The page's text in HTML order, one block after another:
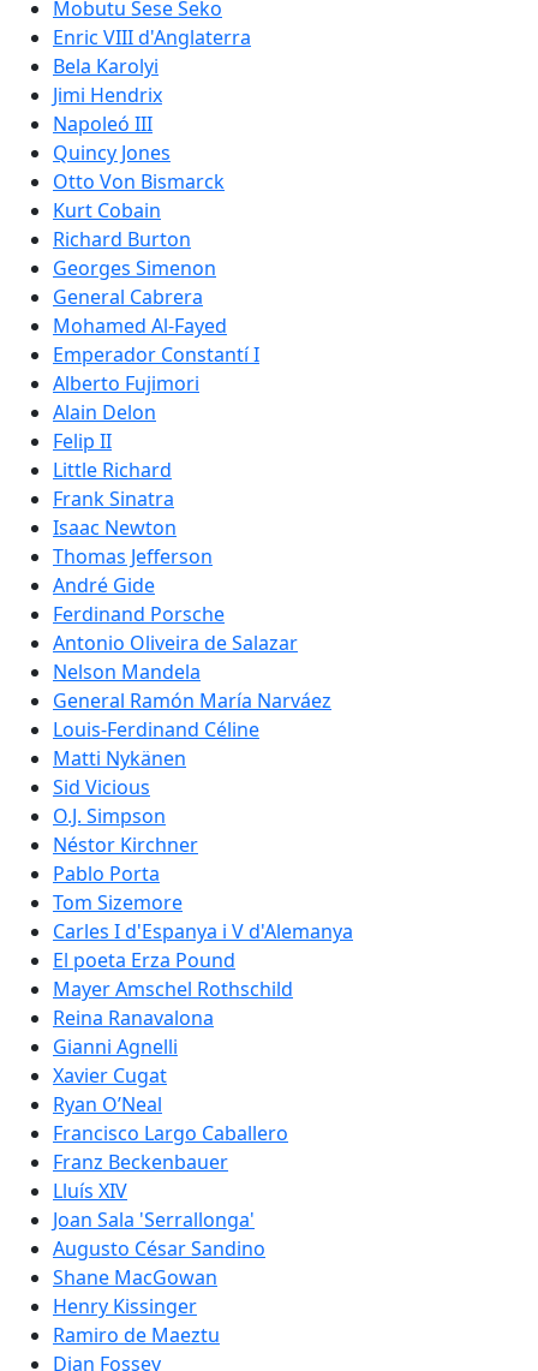
Mobutu Sese Seko
Enric VIII d'Anglaterra
Bela Karolyi
Jimi Hendrix
Napoleó III
Quincy Jones
Otto Von Bismarck
Kurt Cobain
Richard Burton
Georges Simenon
General Cabrera
Mohamed Al-Fayed
Emperador Constantí I
Alberto Fujimori
Alain Delon
Felip II
Little Richard
Frank Sinatra
Isaac Newton
Thomas Jefferson
André Gide
Ferdinand Porsche
Antonio Oliveira de Salazar
Nelson Mandela
General Ramón María Narváez
Louis-Ferdinand Céline
Matti Nykänen
Sid Vicious
O.J. Simpson
Néstor Kirchner
Pablo Porta
Tom Sizemore
Carles I d'Espanya i V d'Alemanya
El poeta Erza Pound
Mayer Amschel Rothschild
Reina Ranavalona
Gianni Agnelli
Xavier Cugat
Ryan O’Neal
Francisco Largo Caballero
Franz Beckenbauer
Lluís XIV
Joan Sala 'Serrallonga'
Augusto César Sandino
Shane MacGowan
Henry Kissinger
Ramiro de Maeztu
Dian Fossey